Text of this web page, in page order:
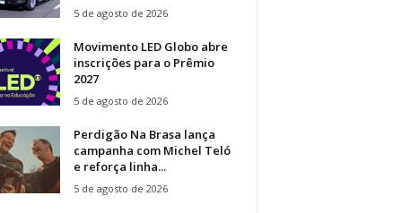
5 de agosto de 2026
Movimento LED Globo abre
inscrições para o Prêmio
2027
5 de agosto de 2026
Perdigão Na Brasa lança
campanha com Michel Teló
e reforça linha...
5 de agosto de 2026